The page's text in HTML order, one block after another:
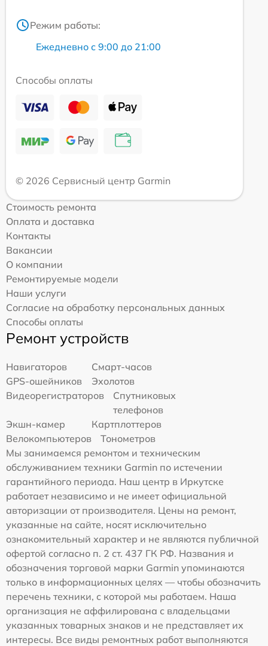
Режим работы:
Ежедневно с 9:00 до 21:00
Способы оплаты
© 2026 Сервисный центр Garmin
Стоимость ремонта
Оплата и доставка
Контакты
Вакансии
О компании
Ремонтируемые модели
Наши услуги
Согласие на обработку персональных данных
Способы оплаты
Ремонт устройств
Навигаторов
Смарт-часов
GPS-ошейников
Эхолотов
Видеорегистраторов
Спутниковых
телефонов
Экшн-камер
Картплоттеров
Велокомпьютеров
Тонометров
Мы занимаемся ремонтом и техническим
обслуживанием техники Garmin по истечении
гарантийного периода. Наш центр в Иркутске
работает независимо и не имеет официальной
авторизации от производителя. Цены на ремонт,
указанные на сайте, носят исключительно
ознакомительный характер и не являются публичной
офертой согласно п. 2 ст. 437 ГК РФ. Названия и
обозначения торговой марки Garmin упоминаются
только в информационных целях — чтобы обозначить
перечень техники, с которой мы работаем. Наша
организация не аффилирована с владельцами
указанных товарных знаков и не представляет их
интересы. Все виды ремонтных работ выполняются